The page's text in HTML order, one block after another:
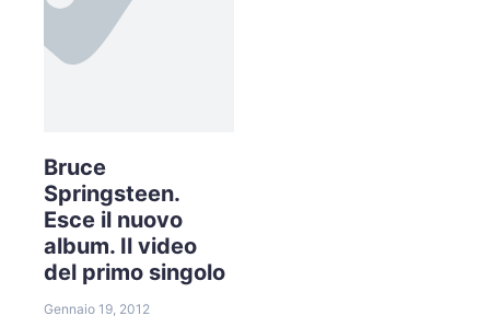
Bruce
Springsteen.
Esce il nuovo
album. Il video
del primo singolo
Gennaio 19, 2012